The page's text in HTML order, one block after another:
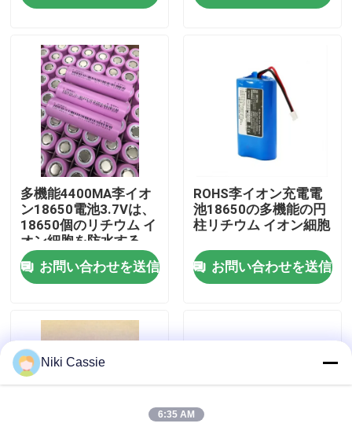
ビデオ
私達について
工場旅行
品質管理
接触米国
ニュース
引用を要求しなさい
多機能4400MA李イオ
ン18650電池3.7Vは、
18650個のリチウム イ
オン細胞を防水する
お問い合わせを送信
ROHS李イオン充電電
池18650の多機能の円
柱リチウム イオン細胞
お問い合わせを送信
Niki Cassie
6:35 AM